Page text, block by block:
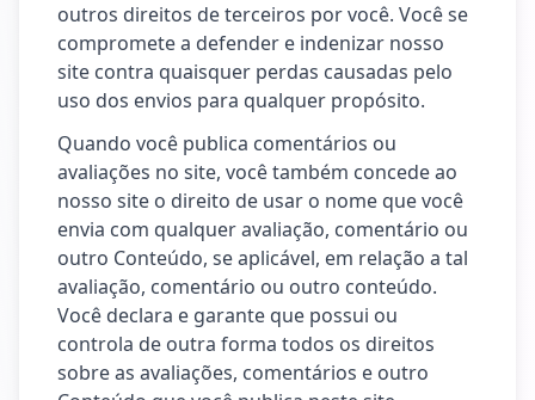
outros direitos de terceiros por você. Você se
compromete a defender e indenizar nosso
site contra quaisquer perdas causadas pelo
uso dos envios para qualquer propósito.
Quando você publica comentários ou
avaliações no site, você também concede ao
nosso site o direito de usar o nome que você
envia com qualquer avaliação, comentário ou
outro Conteúdo, se aplicável, em relação a tal
avaliação, comentário ou outro conteúdo.
Você declara e garante que possui ou
controla de outra forma todos os direitos
sobre as avaliações, comentários e outro